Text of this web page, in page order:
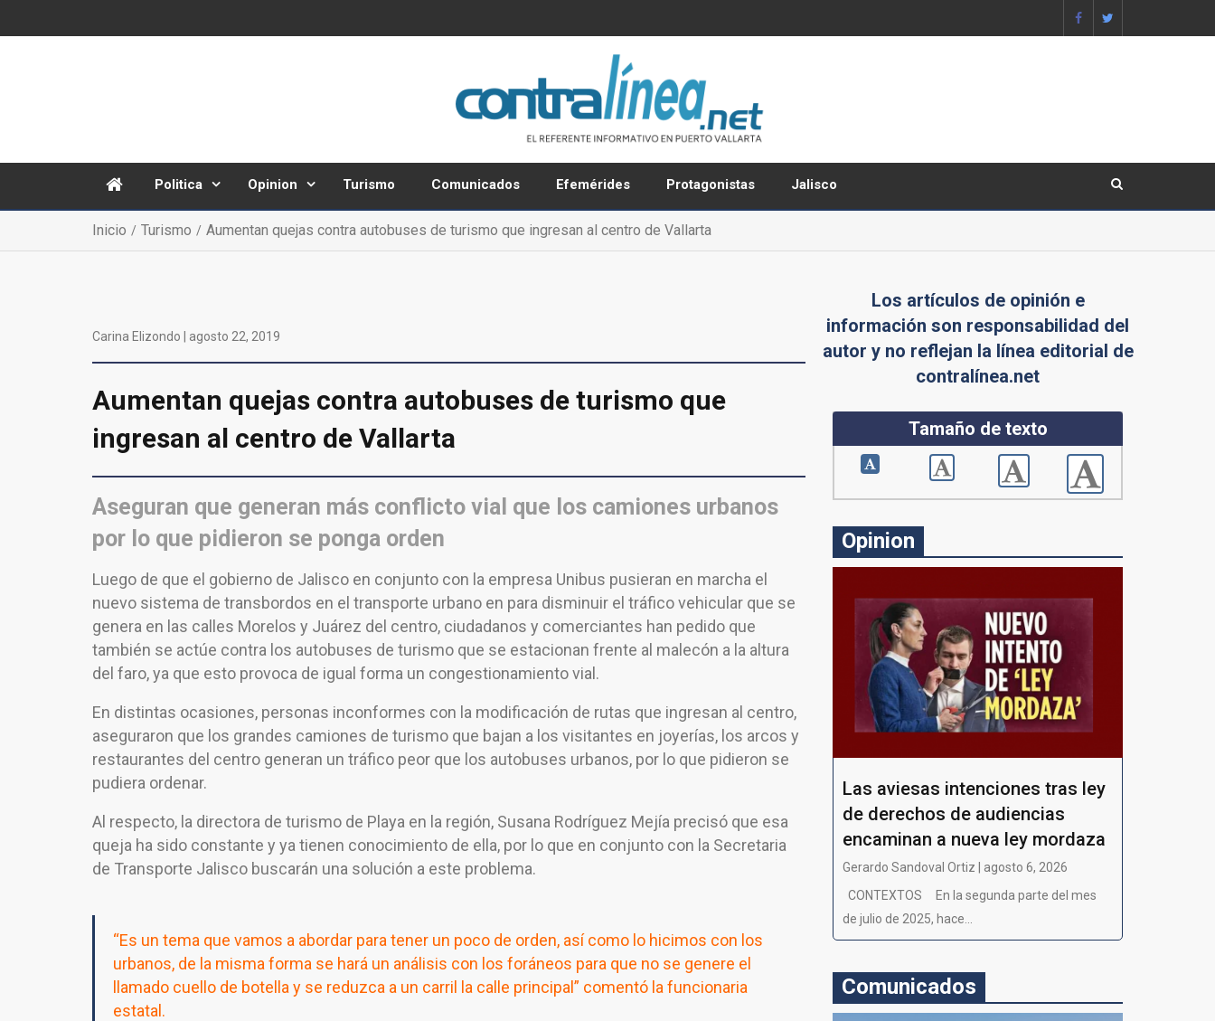
Politica Opinion Turismo Comunicados Efemérides Protagonistas Jalisco
Inicio Turismo Aumentan quejas contra autobuses de turismo que ingresan al centro de Vallarta
Carina Elizondo | agosto 22, 2019
Aumentan quejas contra autobuses de turismo que
ingresan al centro de Vallarta
Aseguran que generan más conflicto vial que los camiones urbanos
por lo que pidieron se ponga orden
Luego de que el gobierno de Jalisco en conjunto con la empresa Unibus pusieran en marcha el
nuevo sistema de transbordos en el transporte urbano en para disminuir el tráfico vehicular que se
genera en las calles Morelos y Juárez del centro, ciudadanos y comerciantes han pedido que
también se actúe contra los autobuses de turismo que se estacionan frente al malecón a la altura
del faro, ya que esto provoca de igual forma un congestionamiento vial.
En distintas ocasiones, personas inconformes con la modificación de rutas que ingresan al centro,
aseguraron que los grandes camiones de turismo que bajan a los visitantes en joyerías, los arcos y
restaurantes del centro generan un tráfico peor que los autobuses urbanos, por lo que pidieron se
pudiera ordenar.
Al respecto, la directora de turismo de Playa en la región, Susana Rodríguez Mejía precisó que esa
queja ha sido constante y ya tienen conocimiento de ella, por lo que en conjunto con la Secretaria
de Transporte Jalisco buscarán una solución a este problema.
“Es un tema que vamos a abordar para tener un poco de orden, así como lo hicimos con los
urbanos, de la misma forma se hará un análisis con los foráneos para que no se genere el
llamado cuello de botella y se reduzca a un carril la calle principal” comentó la funcionaria
estatal.
Los artículos de opinión e
información son responsabilidad del
autor y no reflejan la línea editorial de
contralínea.net
Tamaño de texto
Opinion
Las aviesas intenciones tras ley
de derechos de audiencias
encaminan a nueva ley mordaza
Gerardo Sandoval Ortiz | agosto 6, 2026
CONTEXTOS En la segunda parte del mes
de julio de 2025, hace...
Comunicados